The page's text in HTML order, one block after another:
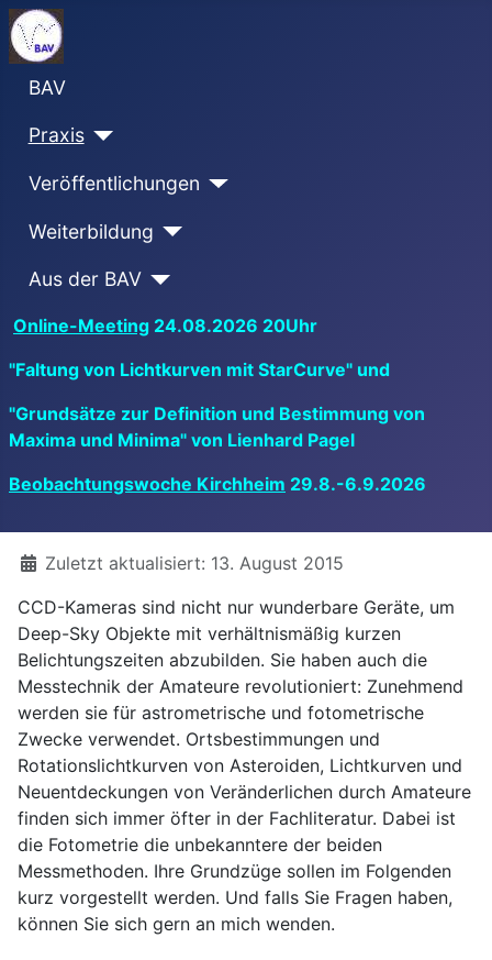
BAV
Praxis
Veröffentlichungen
Weiterbildung
Aus der BAV
Online-Meeting 24.08.2026 20Uhr
"Faltung von Lichtkurven mit StarCurve" und
"Grundsätze zur Definition und Bestimmung von
Maxima und Minima" von Lienhard Pagel
Beobachtungswoche Kirchheim 29.8.-6.9.2026
DetailsZuletzt aktualisiert: 13. August 2015
CCD-Kameras sind nicht nur wunderbare Geräte, um
Deep-Sky Objekte mit verhältnismäßig kurzen
Belichtungszeiten abzubilden. Sie haben auch die
Messtechnik der Amateure revolutioniert: Zunehmend
werden sie für astrometrische und fotometrische
Zwecke verwendet. Ortsbestimmungen und
Rotationslichtkurven von Asteroiden, Lichtkurven und
Neuentdeckungen von Veränderlichen durch Amateure
finden sich immer öfter in der Fachliteratur. Dabei ist
die Fotometrie die unbekanntere der beiden
Messmethoden. Ihre Grundzüge sollen im Folgenden
kurz vorgestellt werden. Und falls Sie Fragen haben,
können Sie sich gern an mich wenden.